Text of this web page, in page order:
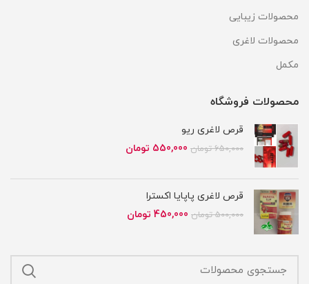
محصولات زیبایی
محصولات لاغری
مکمل
محصولات فروشگاه
قرص لاغری ریو
650,000 تومان قیمت
550,000 تومان
قرص لاغری پاپایا اکسترا
500,000 تومان قیمت
بود.
450,000 تومان
است.